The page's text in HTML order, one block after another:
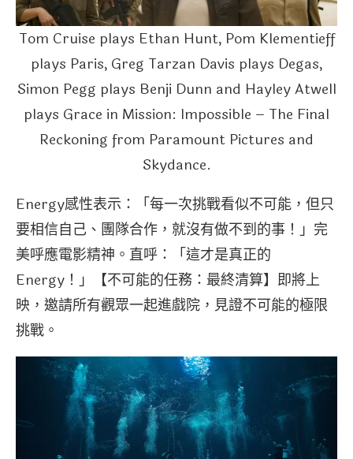
Tom Cruise plays Ethan Hunt, Pom Klementieff
plays Paris, Greg Tarzan Davis plays Degas,
Simon Pegg plays Benji Dunn and Hayley Atwell
plays Grace in Mission: Impossible – The Final
Reckoning from Paramount Pictures and
Skydance.
Energy感性表示：「每一次挑戰看似不可能，但只
要相信自己、團隊合作，就沒有做不到的事！」完
美呼應電影精神。直呼：「這才是真正的
Energy！」【不可能的任務：最終清算】即將上
映，邀請所有觀眾一起進戲院，見證不可能的極限
挑戰。